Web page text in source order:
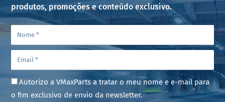
produtos, promoções e conteúdo exclusivo.
Autorizo a VMaxParts a tratar o meu nome e e-mail para
o fim exclusivo de envio da newsletter.